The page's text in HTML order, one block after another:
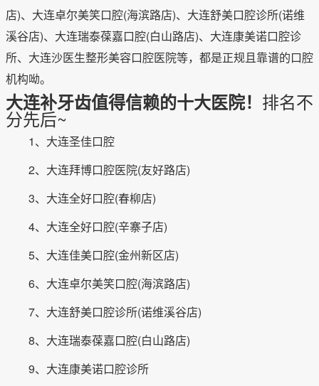
店)、大连卓尔美笑口腔(海滨路店)、大连舒美口腔诊所(诺维
溪谷店)、大连瑞泰葆嘉口腔(白山路店)、大连康美诺口腔诊
所、大连沙医生整形美容口腔医院等，都是正规且靠谱的口腔
机构呦。
大连补牙齿值得信赖的十大医院！ 排名不
分先后~
1、大连圣佳口腔
2、大连拜博口腔医院(友好路店)
3、大连全好口腔(春柳店)
4、大连全好口腔(辛寨子店)
5、大连佳美口腔(金州新区店)
6、大连卓尔美笑口腔(海滨路店)
7、大连舒美口腔诊所(诺维溪谷店)
8、大连瑞泰葆嘉口腔(白山路店)
9、大连康美诺口腔诊所